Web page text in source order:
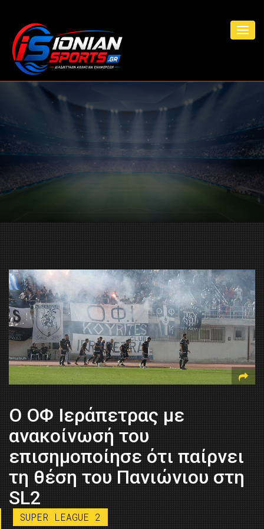
Ο ΟΦ Ιεράπετρας με
ανακοίνωσή του
επισημοποίησε ότι παίρνει
τη θέση του Πανιώνιου στη
SL2
SUPER LEAGUE 2